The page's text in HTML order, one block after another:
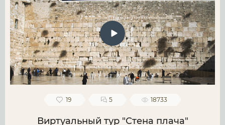
19 5 18733
Виртуальный тур "Стена плача"